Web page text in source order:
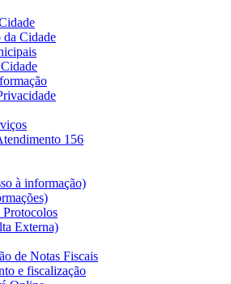
da Cidade
156
à informação)
Protocolos
Externa)
de Notas Fiscais
e fiscalização